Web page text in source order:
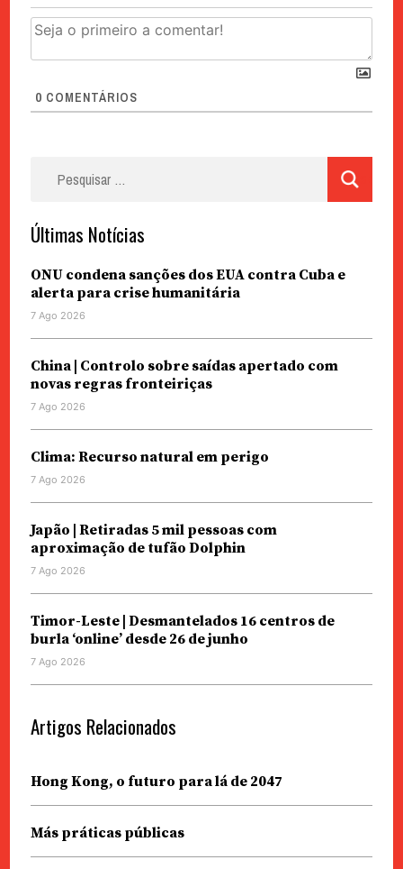
0 COMENTÁRIOS
Últimas Notícias
ONU condena sanções dos EUA contra Cuba e
alerta para crise humanitária
7 Ago 2026
China | Controlo sobre saídas apertado com
novas regras fronteiriças
7 Ago 2026
Clima: Recurso natural em perigo
7 Ago 2026
Japão | Retiradas 5 mil pessoas com
aproximação de tufão Dolphin
7 Ago 2026
Timor-Leste | Desmantelados 16 centros de
burla ‘online’ desde 26 de junho
7 Ago 2026
Artigos Relacionados
Hong Kong, o futuro para lá de 2047
Más práticas públicas